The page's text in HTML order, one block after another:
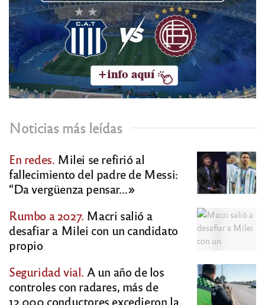
Noticias más leídas
En redes. Milei se refirió al
fallecimiento del padre de Messi:
“Da vergüenza pensar…»
Rumbo a 2027. Macri salió a
desafiar a Milei con un candidato
propio
Seguridad vial. A un año de los
controles con radares, más de
12.000 conductores excedieron la